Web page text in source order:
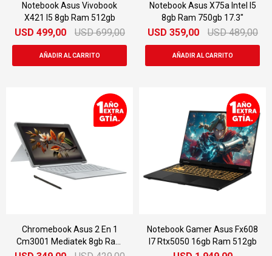
Notebook Asus Vivobook
X421 I5 8gb Ram 512gb
USD 499,00 USD 699,00
Notebook Asus X75a Intel I5
8gb Ram 750gb 17.3"
USD 359,00 USD 489,00
Chromebook Asus 2 En 1
Cm3001 Mediatek 8gb Ram
128gb
Notebook Gamer Asus Fx608
I7 Rtx5050 16gb Ram 512gb